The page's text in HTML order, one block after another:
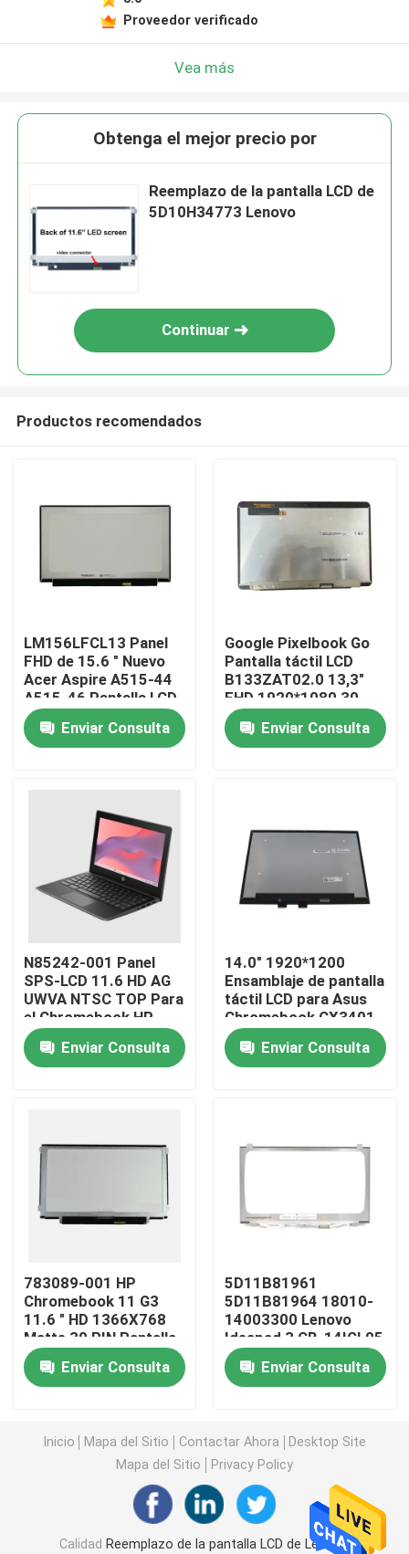
Productos
Vídeos
Sobre nosotros
Viaje de la fábrica
Control de calidad
Éntrenos en contacto con
Pida una cita
Reemplazo de la pantalla LCD de HP
Reemplazo de la pantalla LCD de Macbook
Reemplazo del LCD del Microsoft Surface
Reemplazo de la pantalla LCD del ordenador portátil
Pantalla del ordenador portátil LED
Proveedor verificado
Vea más
Obtenga el mejor precio por
Reemplazo de la pantalla LCD de
5D10H34773 Lenovo
Continuar
Productos recomendados
LM156LFCL13 Panel
FHD de 15.6 " Nuevo
Acer Aspire A515-44
A515-46 Pantalla LCD
Enviar Consulta
Google Pixelbook Go
Pantalla táctil LCD
B133ZAT02.0 13,3"
FHD 1920*1080 30
pines Panel de
reemplazo para
Chromebook
Enviar Consulta
N85242-001 Panel
SPS-LCD 11.6 HD AG
UWVA NTSC TOP Para
el Chromebook HP
Fortis 11 G10
Enviar Consulta
14.0" 1920*1200
Ensamblaje de pantalla
táctil LCD para Asus
Chromebook CX3401
CX3401F Flip
Enviar Consulta
783089-001 HP
Chromebook 11 G3
11.6 " HD 1366X768
Matte 30 PIN Pantalla
de pantalla LCD
Enviar Consulta
5D11B81961
5D11B81964 18010-
14003300 Lenovo
Ideapad 3 CB-14IGL05
N140BGA-EA4 14"
1366*768 Pantalla
LCD de 30 pines mate
Enviar Consulta
Inicio Mapa del Sitio Contactar Ahora
Desktop Site
Mapa del Sitio
Privacy Policy
Calidad Reemplazo de la pantalla LCD de Lenovo